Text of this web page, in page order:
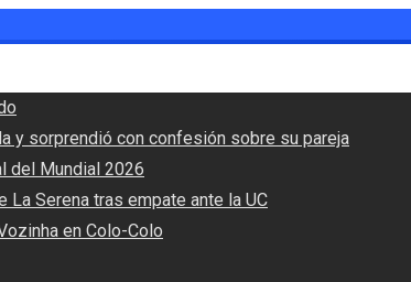
y sorprendió con confesión sobre su pareja
del Mundial 2026
Serena tras empate ante la UC
en Colo-Colo